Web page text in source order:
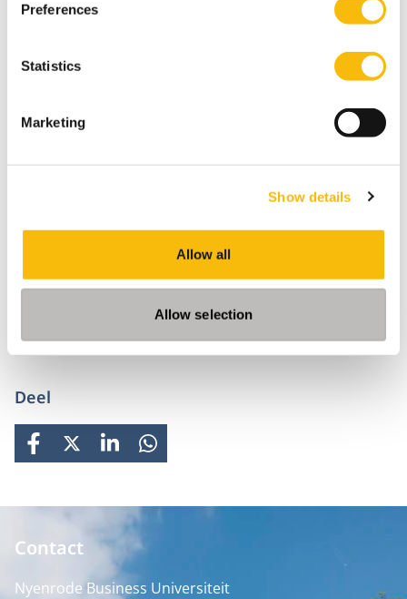
Preferences
Statistics
Marketing
Show details
Allow all
Allow selection
Masterclass Duurzaam Ondernemen
10 februari 2027
Tijdens de Masterclass Duurzaam Ondernemen
verder te komen met MVO binnen je organisatie.
Deel
FACEBOOK
X LINKEDINWHATSAPP
Contact
Nyenrode Business Universiteit